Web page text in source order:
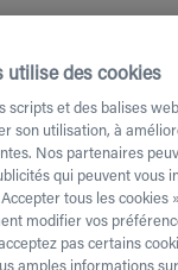
utilise des cookies
scripts et des balises
son utilisation, à
Nos partenaires
qui peuvent vous
tous les cookies
modifier vos
pas certains